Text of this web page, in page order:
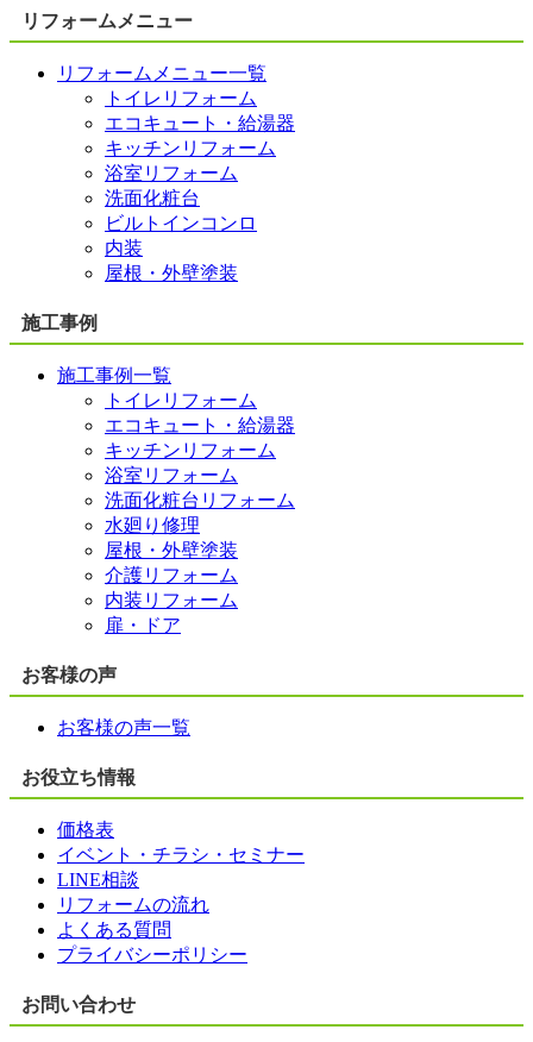
リフォームメニュー
リフォームメニュー一覧
トイレリフォーム
エコキュート・給湯器
キッチンリフォーム
浴室リフォーム
洗面化粧台
ビルトインコンロ
内装
屋根・外壁塗装
施工事例
施工事例一覧
トイレリフォーム
エコキュート・給湯器
キッチンリフォーム
浴室リフォーム
洗面化粧台リフォーム
水廻り修理
屋根・外壁塗装
介護リフォーム
内装リフォーム
扉・ドア
お客様の声
お客様の声一覧
お役立ち情報
価格表
イベント・チラシ・セミナー
LINE相談
リフォームの流れ
よくある質問
プライバシーポリシー
お問い合わせ